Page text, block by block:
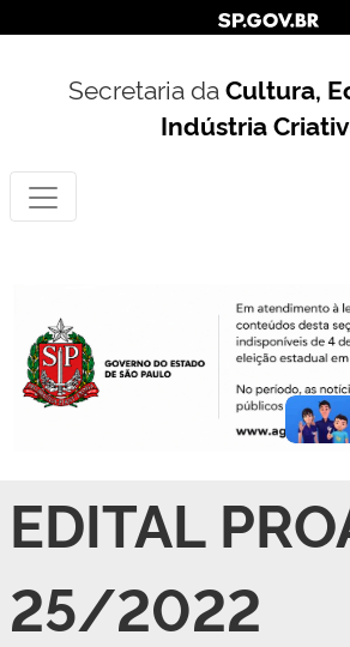
Secretaria daCultura,
Indústria
EDITAL
25/2022